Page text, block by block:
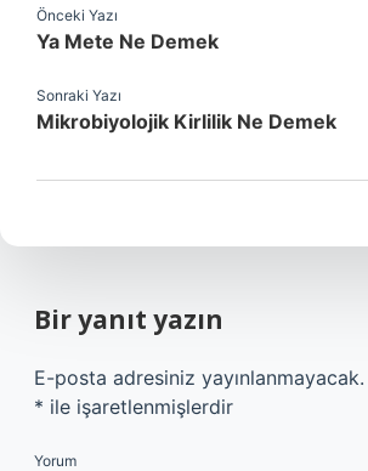
Önceki Yazı
Ya Mete Ne Demek
Sonraki Yazı
Mikrobiyolojik Kirlilik Ne Demek
Bir yanıt yazın
E-posta adresiniz yayınlanmayacak.
* ile işaretlenmişlerdir
Yorum